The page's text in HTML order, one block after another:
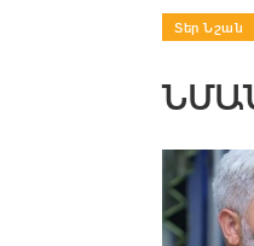
Տեր Նշան